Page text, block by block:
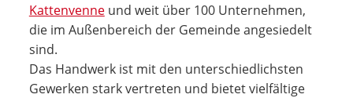
Kattenvenneund weit über 100 Unternehmen,
die im Außenbereich der Gemeinde angesiedelt
sind.
Das Handwerk ist mit den unterschiedlichsten
Gewerken stark vertreten und bietet vielfältige